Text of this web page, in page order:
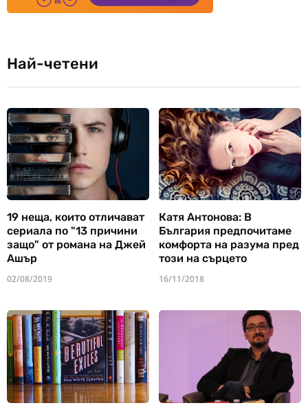
Най-четени
19 неща, които отличават
сериала по "13 причини
защо" от романа на Джей
Ашър
02/08/2019
Катя Антонова: В
България предпочитаме
комфорта на разума пред
този на сърцето
16/11/2018